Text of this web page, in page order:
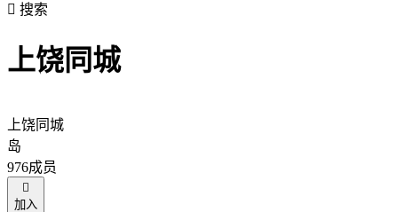
 搜索
上饶同城
上饶同城
岛
976成员

加入